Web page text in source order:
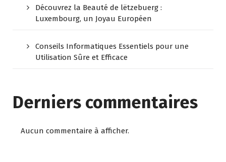
Découvrez la Beauté de lëtzebuerg :
Luxembourg, un Joyau Européen
Conseils Informatiques Essentiels pour une
Utilisation Sûre et Efficace
Derniers commentaires
Aucun commentaire à afficher.